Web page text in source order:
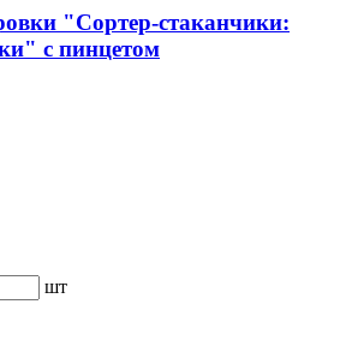
"Сортер-стаканчики:
с пинцетом
шт